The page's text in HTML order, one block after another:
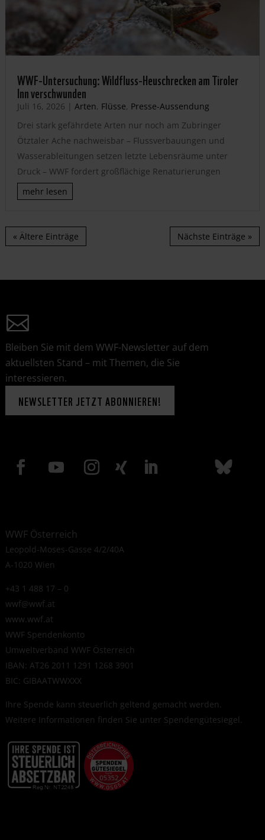
WWF-Untersuchung: Wildfluss-Heuschrecken am Tiroler
Inn verschwunden
Juli 16, 2026 | Arten, Flüsse, Presse-Aussendung
Drei stark gefährdete Arten nur noch am Zubringer
Ötztaler Ache nachweisbar – Flussverbauungen und
Wasserableitungen setzen letzte Lebensräume unter
Druck – WWF fordert großflächige Renaturierungen
mehr lesen
« Ältere Einträge Nächste Einträge »
Bleiben Sie mit dem WWF-Newsletter auf dem
aktuellsten Stand – mit Themen, die Sie
interessieren.
NEWSLETTER JETZT ABONNIEREN!
WWF Österreich
Leopold-Moses-Gasse 4/2/40A
A-1020 Wien
+43 1 488 17 – 0
wwf@wwf.at
www.wwf.at
WWF Spendenkonto
Umweltverband WWF Österreich
IBAN: AT26 2011 1291 1268 3901
BIC: GIBAATWWXXX
Ihre Spende kann steuerlich geltend gemacht werden.
Weitere Informationen finden Sie unter Spendengütesiegel